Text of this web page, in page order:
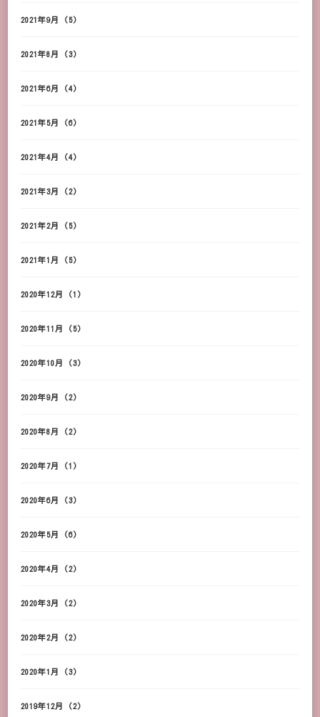
2021年9月 (5)
2021年8月 (3)
2021年6月 (4)
2021年5月 (6)
2021年4月 (4)
2021年3月 (2)
2021年2月 (5)
2021年1月 (5)
2020年12月 (1)
2020年11月 (5)
2020年10月 (3)
2020年9月 (2)
2020年8月 (2)
2020年7月 (1)
2020年6月 (3)
2020年5月 (6)
2020年4月 (2)
2020年3月 (2)
2020年2月 (2)
2020年1月 (3)
2019年12月 (2)